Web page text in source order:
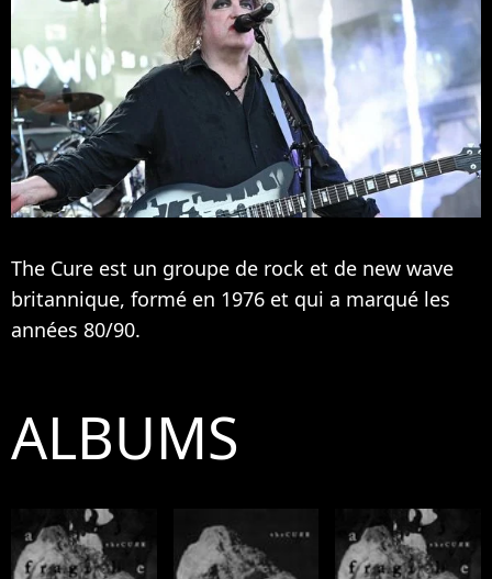
The Cure est un groupe de rock et de new wave
britannique, formé en 1976 et qui a marqué les
années 80/90.
ALBUMS